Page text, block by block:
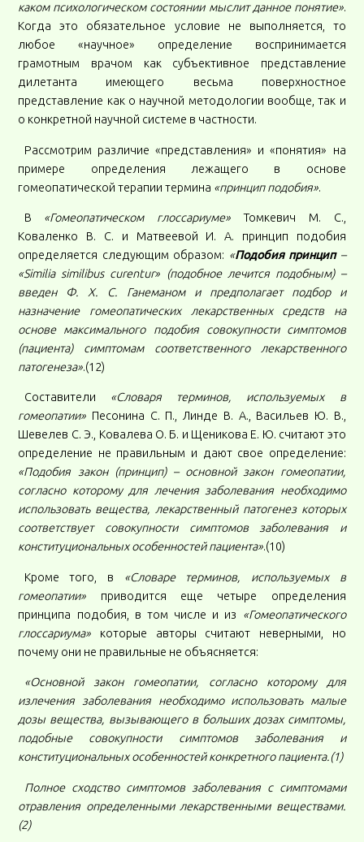
каком психологическом состоянии мыслит данное понятие».
Когда это обязательное условие не выполняется, то
любое «научное» определение воспринимается
грамотным врачом как субъективное представление
дилетанта имеющего весьма поверхностное
представление как о научной методологии вообще, так и
о конкретной научной системе в частности.
Рассмотрим различие «представления» и «понятия» на
примере определения лежащего в основе
гомеопатической терапии термина «принцип подобия».
В «Гомеопатическом глоссариуме» Томкевич М. С.,
Коваленко В. С. и Матвеевой И. А. принцип подобия
определяется следующим образом: «Подобия принцип–
«Similia similibus curentur» (подобное лечится подобным) –
введен Ф. Х. С. Ганеманом и предполагает подбор и
назначение гомеопатических лекарственных средств на
основе максимального подобия совокупности симптомов
(пациента) симптомам соответственного лекарственного
патогенеза».(12)
Составители «Словаря терминов, используемых в
гомеопатии» Песонина С. П., Линде В. А., Васильев Ю. В.,
Шевелев С. Э., Ковалева О. Б. и Щеникова Е. Ю. считают это
определение не правильным и дают свое определение:
«Подобия закон (принцип) – основной закон гомеопатии,
согласно которому для лечения заболевания необходимо
использовать вещества, лекарственный патогенез которых
соответствует совокупности симптомов заболевания и
конституциональных особенностей пациента».(10)
Кроме того, в «Словаре терминов, используемых в
гомеопатии» приводится еще четыре определения
принципа подобия, в том числе и из «Гомеопатического
глоссариума» которые авторы считают неверными, но
почему они не правильные не объясняется:
«Основной закон гомеопатии, согласно которому для
излечения заболевания необходимо использовать малые
дозы вещества, вызывающего в больших дозах симптомы,
подобные совокупности симптомов заболевания и
конституциональных особенностей конкретного пациента.(1)
Полное сходство симптомов заболевания с симптомами
отравления определенными лекарственными веществами.
(2)